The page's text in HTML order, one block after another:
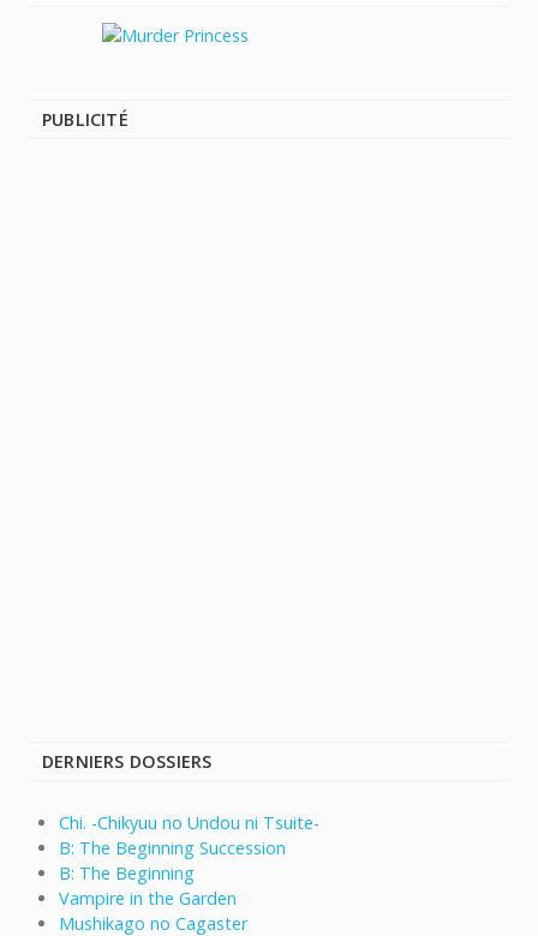
PUBLICITÉ
DERNIERS DOSSIERS
Chi. -Chikyuu no Undou ni Tsuite-
B: The Beginning Succession
B: The Beginning
Vampire in the Garden
Mushikago no Cagaster